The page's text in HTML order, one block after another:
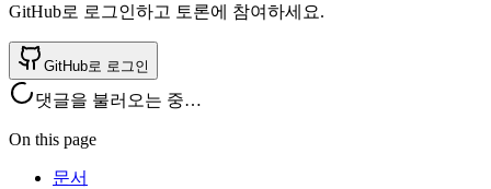
GitHub로 로그인하고 토론에 참여하세요.
GitHub로 로그인
댓글을 불러오는 중…
On this page
문서